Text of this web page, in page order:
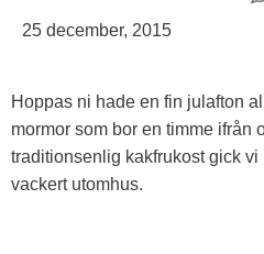
25 december, 2015
Hoppas ni hade en fin julafton
mormor som bor en timme ifrån
traditionsenlig kakfrukost gick
vackert utomhus.